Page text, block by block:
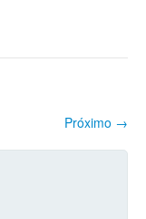
Próximo →